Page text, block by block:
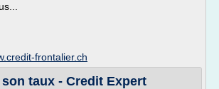
frontalier.ch
taux - Credit Expert